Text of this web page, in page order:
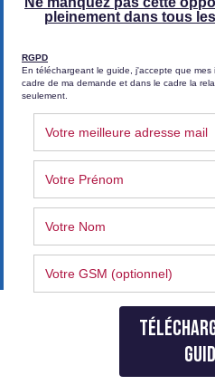
Politique de confidentialité
Conditions générales de
Conditions générales de
Suivez-nous sur Facebook
2026 - 9ci, le